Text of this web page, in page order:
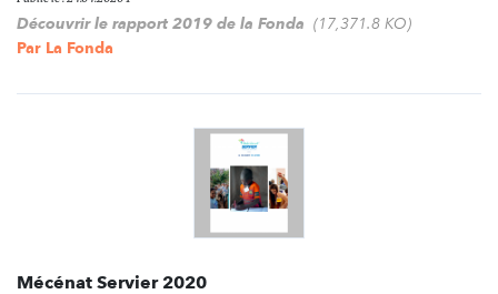
Découvrir le rapport 2019 de la Fonda (17,371.8 KO)
Par La Fonda
Mécénat Servier 2020